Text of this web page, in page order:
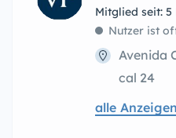
Mitglied seit: 5
Nutzer ist
Avenida
cal 24
alle